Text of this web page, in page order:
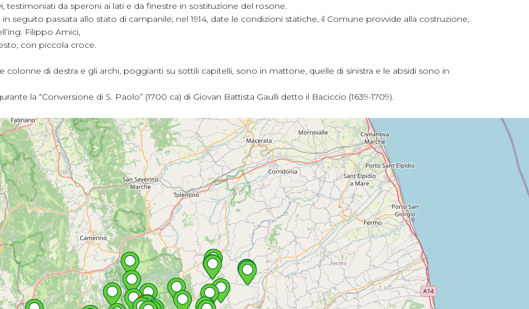
testimoniati da speroni ai lati e da finestre in sostituzione del rosone.
seguito passata allo stato di campanile; nel 1914, date le condizioni statiche, il Comune provvide alla costruzione,
Filippo Amici,
con piccola croce.
colonne di destra e gli archi, poggianti su sottili capitelli, sono in mattone, quelle di sinistra e le absidi sono in
la “Conversione di S. Paolo” (1700 ca) di Giovan Battista Gaulli detto il Baciccio (1639-1709).